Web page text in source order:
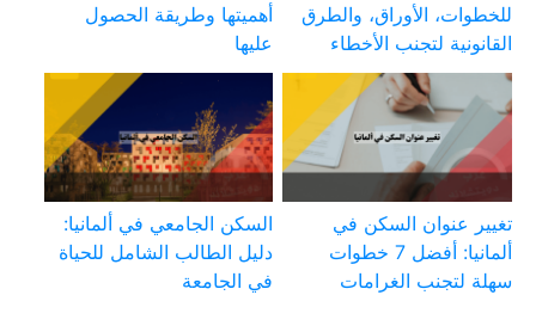
للخطوات، الأوراق، والطرق
القانونية لتجنب الأخطاء
أهميتها وطريقة الحصول
عليها
تغيير عنوان السكن في
ألمانيا: أفضل 7 خطوات
سهلة لتجنب الغرامات
السكن الجامعي في ألمانيا:
دليل الطالب الشامل للحياة
في الجامعة